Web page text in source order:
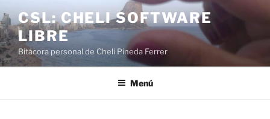
al
contenido
CSL: CHELI SOFTWARE
LIBRE
Bitácora personal de Cheli Pineda Ferrer
Menú